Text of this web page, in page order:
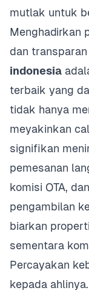
mutlak untuk
Menghadirkan
dan
indonesia
terbaik yang
tidak hanya
meyakinkan
signifikan
pemesanan
komisi OTA,
pengambilan
biarkan
sementara
Percayakan
kepada